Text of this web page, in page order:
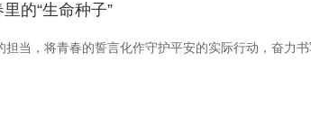
的“生命种子”
当，将青春的誓言化作守护平安的实际行动，奋力